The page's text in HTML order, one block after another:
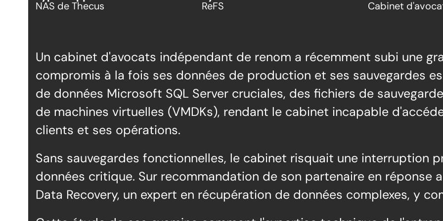
NAS de Thecus ReFS Cabinet
Un cabinet d'avocats indépendant de renom a récemment subi une
compromis à la fois ses données de production et ses sauvegardes
de données Microsoft SQL Server cruciales, des fichiers de
de machines virtuelles (VMDKs), rendant le cabinet incapable
clients et ses opérations.
Sans sauvegardes fonctionnelles, le cabinet risquait une interruption
données critique. Sur recommandation de son partenaire en réponse
Data Recovery, un expert en récupération de données complexes, y